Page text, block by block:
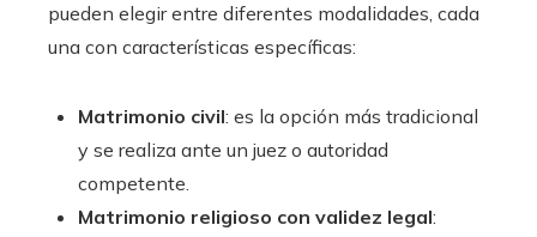
pueden elegir entre diferentes modalidades, cada
una con características específicas:
Matrimonio civil: es la opción más tradicional
y se realiza ante un juez o autoridad
competente.
Matrimonio religioso con validez legal: